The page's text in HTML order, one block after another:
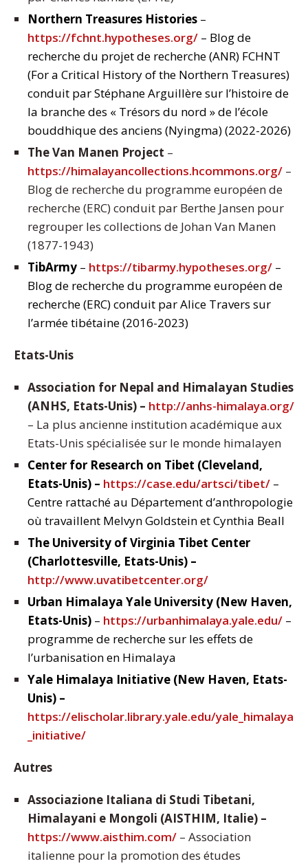
Northern Treasures Histories –
https://fchnt.hypotheses.org/ – Blog de
recherche du projet de recherche (ANR) FCHNT
(For a Critical History of the Northern Treasures)
conduit par Stéphane Arguillère sur l’histoire de
la branche des « Trésors du nord » de l’école
bouddhique des anciens (Nyingma) (2022-2026)
The Van Manen Project –
https://himalayancollections.hcommons.org/ –
Blog de recherche du programme européen de
recherche (ERC) conduit par Berthe Jansen pour
regrouper les collections de Johan Van Manen
(1877-1943)
TibArmy – https://tibarmy.hypotheses.org/ –
Blog de recherche du programme européen de
recherche (ERC) conduit par Alice Travers sur
l’armée tibétaine (2016-2023)
Etats-Unis
Association for Nepal and Himalayan Studies
(ANHS, Etats-Unis) – http://anhs-himalaya.org/
– La plus ancienne institution académique aux
Etats-Unis spécialisée sur le monde himalayen
Center for Research on Tibet (Cleveland,
Etats-Unis) – https://case.edu/artsci/tibet/ –
Centre rattaché au Département d’anthropologie
où travaillent Melvyn Goldstein et Cynthia Beall
The University of Virginia Tibet Center
(Charlottesville, Etats-Unis) –
http://www.uvatibetcenter.org/
Urban Himalaya Yale University (New Haven,
Etats-Unis) – https://urbanhimalaya.yale.edu/ –
programme de recherche sur les effets de
l’urbanisation en Himalaya
Yale Himalaya Initiative (New Haven, Etats-
Unis) –
https://elischolar.library.yale.edu/yale_himalaya
_initiative/
Autres
Associazione Italiana di Studi Tibetani,
Himalayani e Mongoli (AISTHIM, Italie) –
https://www.aisthim.com/ – Association
italienne pour la promotion des études